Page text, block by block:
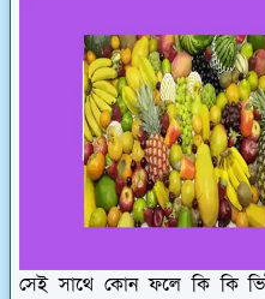
সেই সাথে কোন ফলে কি কি